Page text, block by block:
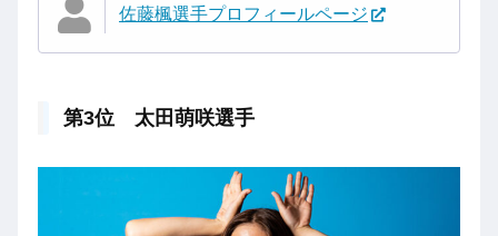
佐藤楓選手プロフィールページ
第3位 太田萌咲選手